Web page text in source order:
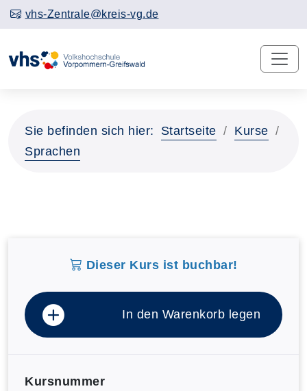
vhs-Zentrale@kreis-vg.de
Sie befinden sich hier: Startseite
Kurse
Sprachen
Dieser Kurs ist buchbar!
In den Warenkorb legen
Kursnummer